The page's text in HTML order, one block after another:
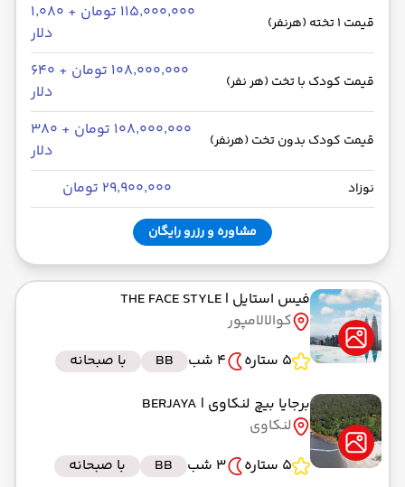
قیمت 1 تخته (هرنفر)
۱۱۵٬۰۰۰٬۰۰۰ تومان + ۱٬۰۸۰
دلار
قیمت کودک با تخت (هر نفر)
۱۰۸٬۰۰۰٬۰۰۰ تومان + ۶۴۰
دلار
قیمت کودک بدون تخت (هرنفر)
۱۰۸٬۰۰۰٬۰۰۰ تومان + ۳۸۰
دلار
نوزاد ۲۹٬۹۰۰٬۰۰۰ تومان
مشاوره و رزرو رایگان
فیس استایل | THE FACE STYLE
کوالالامپور
5 ستاره
4 شب BB
با صبحانه
برجایا بیچ لنکاوی | BERJAYA
لنکاوی
5 ستاره
3 شب BB با صبحانه